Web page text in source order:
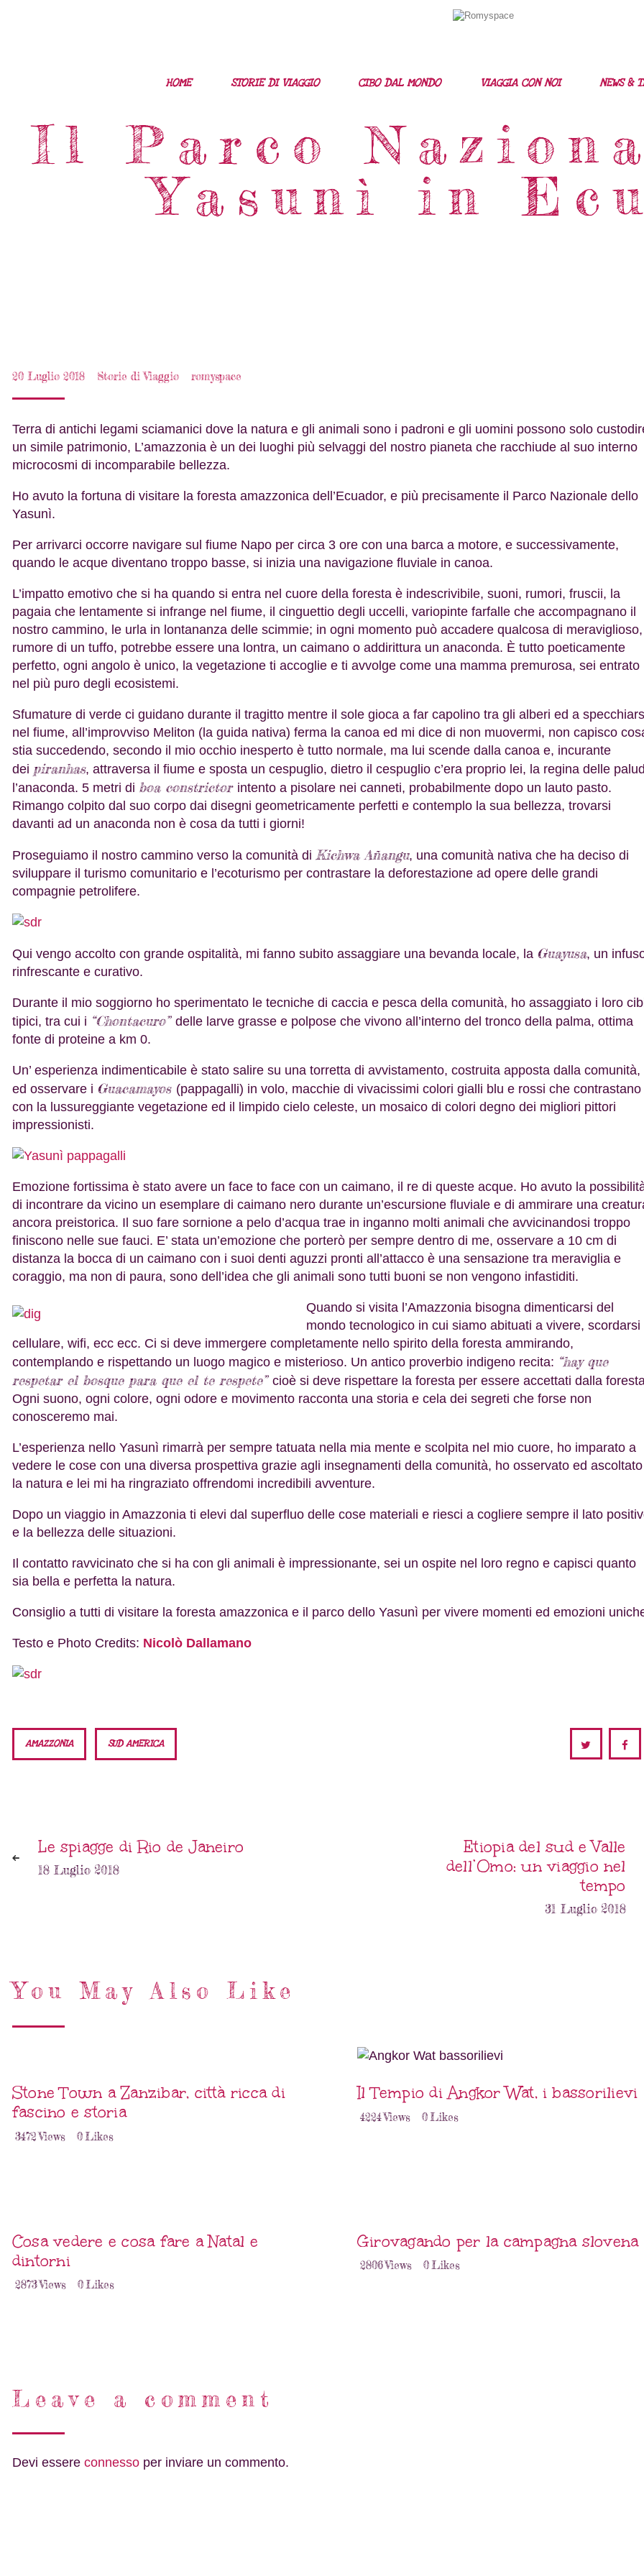
HOME STORIE DI VIAGGIO CIBO DAL MONDO VIAGGIA CON NOI NEWS &
Il Parco
Yasunì in
Cibo Dal Mondo
Viaggia Con Noi
News & Tips
Chi Siamo
Contatti
20 Luglio 2018 Storie di Viaggio romyspace
Terra di antichi legami sciamanici dove la natura e gli animali sono i padroni e gli uomini possono solo
un simile patrimonio, L’amazzonia è un dei luoghi più selvaggi del nostro pianeta che racchiude al suo interno
microcosmi di incomparabile bellezza.
Ho avuto la fortuna di visitare la foresta amazzonica dell’Ecuador, e più precisamente il Parco Nazionale dello
Yasunì.
Per arrivarci occorre navigare sul fiume Napo per circa 3 ore con una barca a motore, e successivamente,
quando le acque diventano troppo basse, si inizia una navigazione fluviale in canoa.
L’impatto emotivo che si ha quando si entra nel cuore della foresta è indescrivibile, suoni, rumori, fruscii, la
pagaia che lentamente si infrange nel fiume, il cinguettio degli uccelli, variopinte farfalle che accompagnano il
nostro cammino, le urla in lontananza delle scimmie; in ogni momento può accadere qualcosa di
rumore di un tuffo, potrebbe essere una lontra, un caimano o addirittura un anaconda. È tutto poeticamente
perfetto, ogni angolo è unico, la vegetazione ti accoglie e ti avvolge come una mamma premurosa, sei entrato
nel più puro degli ecosistemi.
Sfumature di verde ci guidano durante il tragitto mentre il sole gioca a far capolino tra gli alberi ed a
nel fiume, all’improvviso Meliton (la guida nativa) ferma la canoa ed mi dice di non muovermi, non capisco
stia succedendo, secondo il mio occhio inesperto è tutto normale, ma lui scende dalla canoa e, incurante
dei piranhas, attraversa il fiume e sposta un cespuglio, dietro il cespuglio c’era proprio lei, la regina delle
l’anaconda. 5 metri di boa constrictor intento a pisolare nei canneti, probabilmente dopo un lauto pasto.
Rimango colpito dal suo corpo dai disegni geometricamente perfetti e contemplo la sua bellezza, trovarsi
davanti ad un anaconda non è cosa da tutti i giorni!
Proseguiamo il nostro cammino verso la comunità di Kichwa Añangu, una comunità nativa che ha deciso di
sviluppare il turismo comunitario e l’ecoturismo per contrastare la deforestazione ad opere delle grandi
compagnie petrolifere.
Qui vengo accolto con grande ospitalità, mi fanno subito assaggiare una bevanda locale, la Guayusa, un
rinfrescante e curativo.
Durante il mio soggiorno ho sperimentato le tecniche di caccia e pesca della comunità, ho assaggiato i loro
tipici, tra cui i “Chontacuro” delle larve grasse e polpose che vivono all’interno del tronco della palma, ottima
fonte di proteine a km 0.
Un’ esperienza indimenticabile è stato salire su una torretta di avvistamento, costruita apposta dalla comunità,
ed osservare i Guacamayos (pappagalli) in volo, macchie di vivacissimi colori gialli blu e rossi che contrastano
con la lussureggiante vegetazione ed il limpido cielo celeste, un mosaico di colori degno dei migliori pittori
impressionisti.
Emozione fortissima è stato avere un face to face con un caimano, il re di queste acque. Ho avuto la
di incontrare da vicino un esemplare di caimano nero durante un’escursione fluviale e di ammirare una
ancora preistorica. Il suo fare sornione a pelo d’acqua trae in inganno molti animali che avvicinandosi troppo
finiscono nelle sue fauci. E’ stata un’emozione che porterò per sempre dentro di me, osservare a 10 cm di
distanza la bocca di un caimano con i suoi denti aguzzi pronti all’attacco è una sensazione tra meraviglia e
coraggio, ma non di paura, sono dell’idea che gli animali sono tutti buoni se non vengono infastiditi.
Quando si visita l’Amazzonia bisogna dimenticarsi del
mondo tecnologico in cui siamo abituati a vivere, scordarsi
cellulare, wifi, ecc ecc. Ci si deve immergere completamente nello spirito della foresta ammirando,
contemplando e rispettando un luogo magico e misterioso. Un antico proverbio indigeno recita: “hay que
respetar el bosque para que el te respete” cioè si deve rispettare la foresta per essere accettati dalla
Ogni suono, ogni colore, ogni odore e movimento racconta una storia e cela dei segreti che forse non
conosceremo mai.
L’esperienza nello Yasunì rimarrà per sempre tatuata nella mia mente e scolpita nel mio cuore, ho imparato a
vedere le cose con una diversa prospettiva grazie agli insegnamenti della comunità, ho osservato ed ascoltato
la natura e lei mi ha ringraziato offrendomi incredibili avventure.
Dopo un viaggio in Amazzonia ti elevi dal superfluo delle cose materiali e riesci a cogliere sempre il lato
e la bellezza delle situazioni.
Il contatto ravvicinato che si ha con gli animali è impressionante, sei un ospite nel loro regno e capisci quanto
sia bella e perfetta la natura.
Consiglio a tutti di visitare la foresta amazzonica e il parco dello Yasunì per vivere momenti ed emozioni
Testo e Photo Credits: Nicolò Dallamano
AMAZZONIA SUD AMERICA
Le spiagge di Rio de Janeiro
18 Luglio 2018
Etiopia del sud e Valle
dell’Omo: un viaggio nel
tempo
31 Luglio 2018
You May Also Like
Stone Town a Zanzibar, città ricca di
fascino e storia
3472 Views 0Likes
Il Tempio di Angkor Wat, i bassorilievi
4224Views 0Likes
Cosa vedere e cosa fare a Natal e
dintorni
2873Views 0Likes
Girovagando per la campagna slovena
2806Views 0Likes
Leave a comment
Devi essere connesso per inviare un commento.